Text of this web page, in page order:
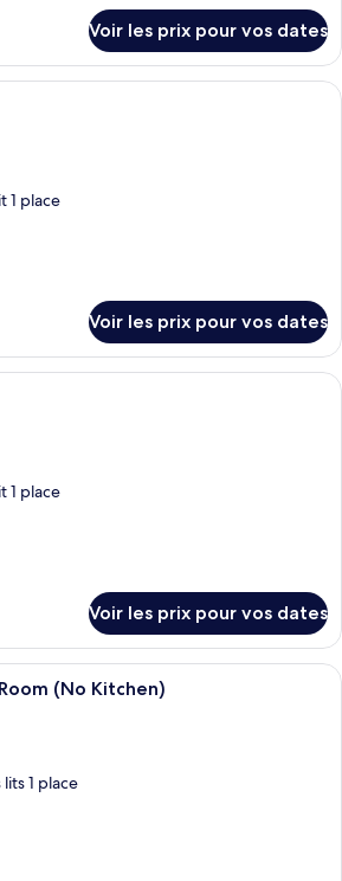
Voir les prix pour vos dates
Une chambre d’hôtel avec deux
1 place
Voir les prix pour vos dates
Un salon moderne comprenant un
1 place
Voir les prix pour vos dates
Une chambre d’hôtel moderne
(No Kitchen)
1 place